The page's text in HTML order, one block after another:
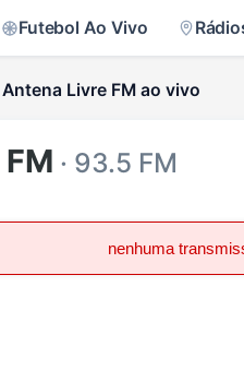
Futebol Ao Vivo
Antena Livre FM ao vivo
· 93.5 FM
nenhuma